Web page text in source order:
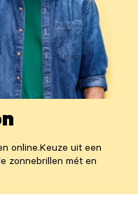
online.Keuze uit een
zonnebrillen mét en